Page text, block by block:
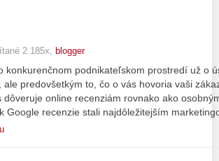
2 185x, blogger
konkurenčnom podnikateľskom prostredí už o
ale predovšetkým to, čo o vás hovoria vaši
dôveruje online recenziám rovnako ako
Google recenzie stali najdôležitejším